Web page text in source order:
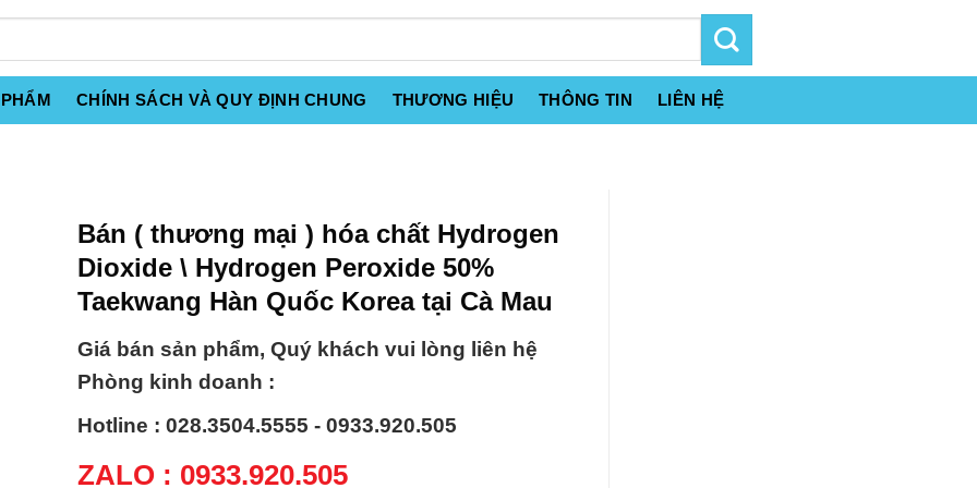
CHÍNH SÁCH VÀ QUY ĐỊNH CHUNG THƯƠNG HIỆU THÔNG TIN LIÊN HỆ
Bán ( thương mại ) hóa chất Hydrogen
Dioxide \ Hydrogen Peroxide 50%
Taekwang Hàn Quốc Korea tại Cà Mau
Giá bán sản phẩm, Quý khách vui lòng liên hệ
Phòng kinh doanh :
Hotline : 028.3504.5555 - 0933.920.505
ZALO : 0933.920.505